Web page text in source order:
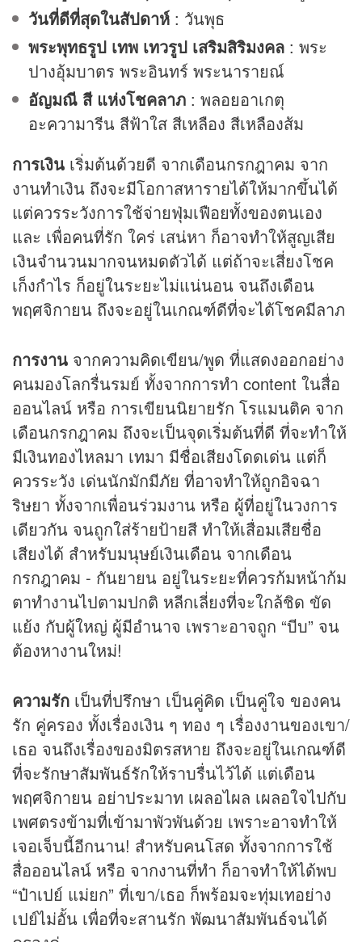
วันที่ดีที่สุดในสัปดาห์ : วันพุธ
พระพุทธรูป เทพ เทวรูป เสริมสิริมงคล : พระ
ปางอุ้มบาตร พระอินทร์ พระนารายณ์
อัญมณี สี แห่งโชคลาภ : พลอยอาเกตุ
อะความารีน สีฟ้าใส สีเหลือง สีเหลืองส้ม
การเงิน เริ่มต้นด้วยดี จากเดือนกรกฎาคม จาก
งานทำเงิน ถึงจะมีโอกาสหารายได้ให้มากขึ้นได้
แต่ควรระวังการใช้จ่ายฟุ่มเฟือยทั้งของตนเอง
และ เพื่อคนที่รัก ใคร่ เสน่หา ก็อาจทำให้สูญเสีย
เงินจำนวนมากจนหมดตัวได้ แต่ถ้าจะเสี่ยงโชค
เก็งกำไร ก็อยู่ในระยะไม่แน่นอน จนถึงเดือน
พฤศจิกายน ถึงจะอยู่ในเกณฑ์ดีที่จะได้โชคมีลาภ
การงาน จากความคิดเขียน/พูด ที่แสดงออกอย่าง
คนมองโลกรื่นรมย์ ทั้งจากการทำ content ในสื่อ
ออนไลน์ หรือ การเขียนนิยายรัก โรแมนติค จาก
เดือนกรกฎาคม ถึงจะเป็นจุดเริ่มต้นที่ดี ที่จะทำให้
มีเงินทองไหลมา เทมา มีชื่อเสียงโดดเด่น แต่ก็
ควรระวัง เด่นนักมักมีภัย ที่อาจทำให้ถูกอิจฉา
ริษยา ทั้งจากเพื่อนร่วมงาน หรือ ผู้ที่อยู่ในวงการ
เดียวกัน จนถูกใส่ร้ายป้ายสี ทำให้เสื่อมเสียชื่อ
เสียงได้ สำหรับมนุษย์เงินเดือน จากเดือน
กรกฎาคม - กันยายน อยู่ในระยะที่ควรก้มหน้าก้ม
ตาทำงานไปตามปกติ หลีกเลี่ยงที่จะใกล้ชิด ขัด
แย้ง กับผู้ใหญ่ ผู้มีอำนาจ เพราะอาจถูก “บีบ” จน
ต้องหางานใหม่!
ความรัก เป็นที่ปรึกษา เป็นคู่คิด เป็นคู่ใจ ของคน
รัก คู่ครอง ทั้งเรื่องเงิน ๆ ทอง ๆ เรื่องงานของเขา/
เธอ จนถึงเรื่องของมิตรสหาย ถึงจะอยู่ในเกณฑ์ดี
ที่จะรักษาสัมพันธ์รักให้ราบรื่นไว้ได้ แต่เดือน
พฤศจิกายน อย่าประมาท เผลอไผล เผลอใจไปกับ
เพศตรงข้ามที่เข้ามาพัวพันด้วย เพราะอาจทำให้
เจอเจ็บนี้อีกนาน! สำหรับคนโสด ทั้งจากการใช้
สื่อออนไลน์ หรือ จากงานที่ทำ ก็อาจทำให้ได้พบ
“ป๋าเปย์ แม่ยก” ที่เขา/เธอ ก็พร้อมจะทุ่มเทอย่าง
เปย์ไม่อั้น เพื่อที่จะสานรัก พัฒนาสัมพันธ์จนได้